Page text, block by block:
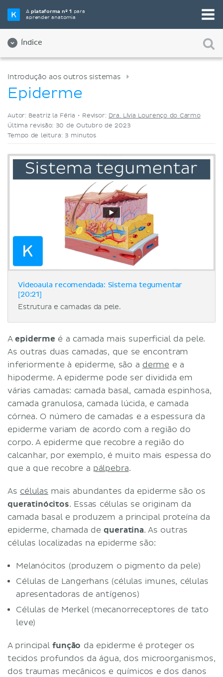
Aplataforma nº 1 para
aprender anatomia
Índice
Selecione a sua ferramenta de estudo favorita
Videoaulas
Introdução aos outros sistemas
Epiderme
Autor: Beatriz la Féria • Revisor: Dra. Lívia Lourenço do Carmo
Última revisão: 30 de Outubro de 2023
Tempo de leitura: 3 minutos
Videoaula recomendada: Sistema tegumentar
[20:21]
Estrutura e camadas da pele.
Aepiderme é a camada mais superficial da pele.
As outras duas camadas, que se encontram
inferiormente à epiderme, são a derme e a
hipoderme. A epiderme pode ser dividida em
várias camadas: camada basal, camada espinhosa,
camada granulosa, camada lúcida, e camada
córnea. O número de camadas e a espessura da
epiderme variam de acordo com a região do
corpo. A epiderme que recobre a região do
calcanhar, por exemplo, é muito mais espessa do
que a que recobre a pálpebra.
As células mais abundantes da epiderme são os
queratinócitos. Essas células se originam da
camada basal e produzem a principal proteína da
epiderme, chamada dequeratina. As outras
células localizadas na epiderme são:
Melanócitos (produzem o pigmento da pele)
Células de Langerhans (células imunes, células
apresentadoras de antígenos)
Células de Merkel (mecanorreceptores de tato
leve)
A principalfunção da epiderme é proteger os
tecidos profundos da água, dos microorganismos,
dos traumas mecânicos e químicos e dos danos